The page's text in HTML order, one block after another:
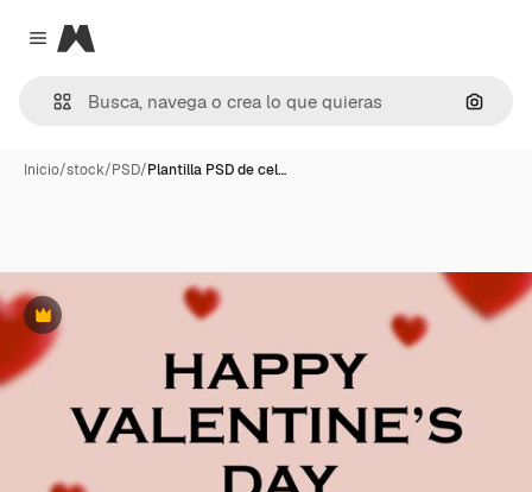
Close menu
Magnific
Inicio/stock/PSD/Plantilla PSD de cel…
Premium